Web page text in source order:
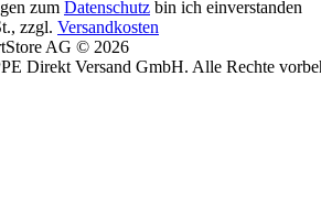
zum Datenschutz bin ich einverstanden
zzgl. Versandkosten
AG © 2026
Direkt Versand GmbH. Alle Rechte